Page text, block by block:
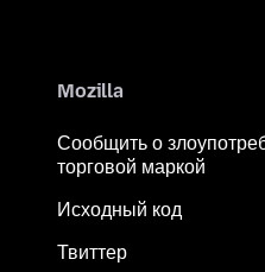
Mozilla
Сообщить о
торговой маркой
Исходный код
Твиттер